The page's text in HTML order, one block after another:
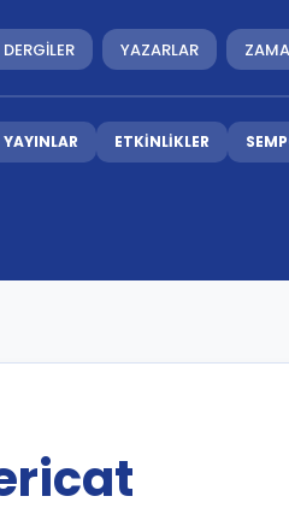
DERGİLER YAZARLAR
YAYINLAR ETKİNLİKLER